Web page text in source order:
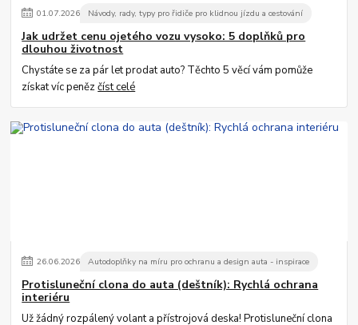
01.07.2026 Návody, rady, typy pro řidiče pro klidnou jízdu a cestování
Jak udržet cenu ojetého vozu vysoko: 5 doplňků pro
dlouhou životnost
Chystáte se za pár let prodat auto? Těchto 5 věcí vám pomůže
získat víc penězčíst celé
26.06.2026 Autodoplňky na míru pro ochranu a design auta - inspirace
Protisluneční clona do auta (deštník): Rychlá ochrana
interiéru
Už žádný rozpálený volant a přístrojová deska! Protisluneční clona